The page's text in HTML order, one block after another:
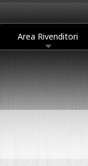
Area Rivenditori